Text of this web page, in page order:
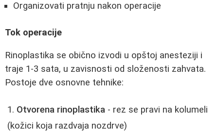
Organizovati pratnju nakon operacije
Tok operacije
Rinoplastika se obično izvodi u opštoj anesteziji i
traje 1-3 sata, u zavisnosti od složenosti zahvata.
Postoje dve osnovne tehnike:
Otvorena rinoplastika - rez se pravi na kolumeli
(kožici koja razdvaja nozdrve)